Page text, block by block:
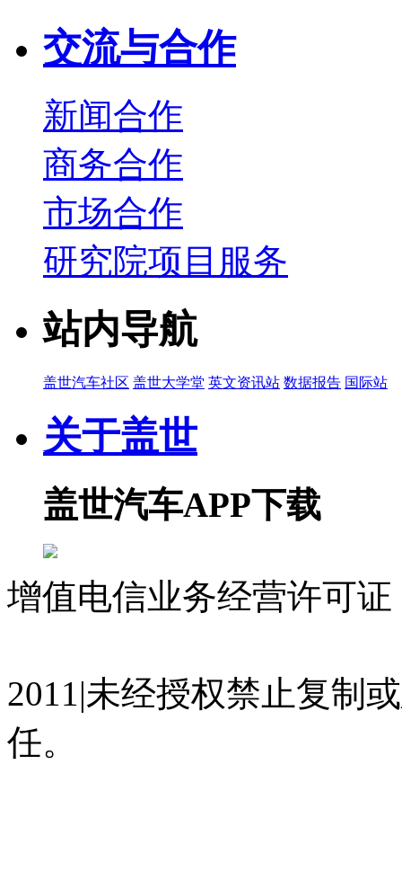
交流与合作
新闻合作
商务合作
市场合作
研究院项目服务
站内导航
盖世汽车社区 盖世大学堂 英文资讯站 数据报告 国际站
关于盖世
盖世汽车APP下载
增值电信业务经营许可
2011|未经授权禁止复制
任。